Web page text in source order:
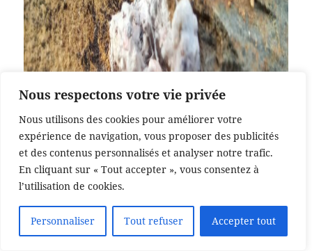
Nous respectons votre vie privée
Nous utilisons des cookies pour améliorer votre
expérience de navigation, vous proposer des publicités
et des contenus personnalisés et analyser notre trafic.
En cliquant sur « Tout accepter », vous consentez à
l’utilisation de cookies.
Personnaliser Tout refuser Accepter tout
Translate »